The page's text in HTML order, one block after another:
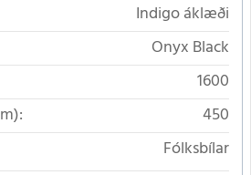
Indigo áklæði
Onyx Black
1600
450
Fólksbílar